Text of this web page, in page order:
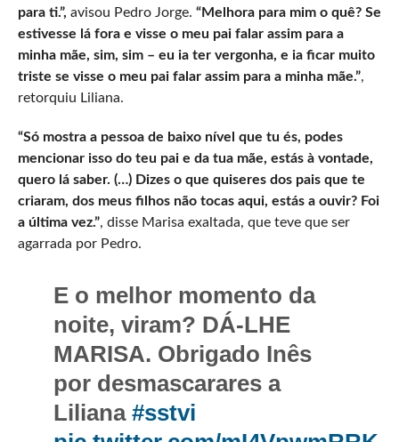
para ti.”, avisou Pedro Jorge. “Melhora para mim o quê? Se
estivesse lá fora e visse o meu pai falar assim para a
minha mãe, sim, sim – eu ia ter vergonha, e ia ficar muito
triste se visse o meu pai falar assim para a minha mãe.”,
retorquiu Liliana.
“Só mostra a pessoa de baixo nível que tu és, podes
mencionar isso do teu pai e da tua mãe, estás à vontade,
quero lá saber. (…) Dizes o que quiseres dos pais que te
criaram, dos meus filhos não tocas aqui, estás a ouvir? Foi
a última vez.”, disse Marisa exaltada, que teve que ser
agarrada por Pedro.
E o melhor momento da
noite, viram? DÁ-LHE
MARISA. Obrigado Inês
por desmascarares a
Liliana#sstvi